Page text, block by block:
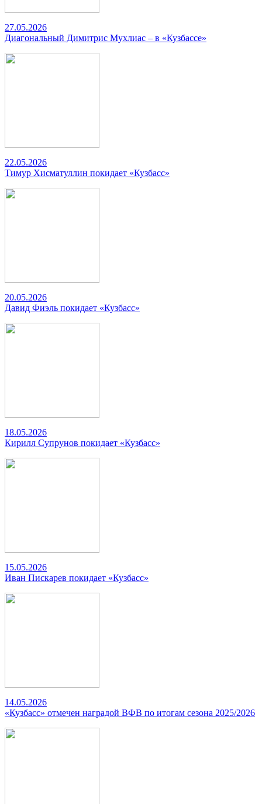
27.05.2026
Диагональный Димитрис Мухлиас – в «Кузбассе»
22.05.2026
Тимур Хисматуллин покидает «Кузбасс»
20.05.2026
Давид Фиэль покидает «Кузбасс»
18.05.2026
Кирилл Супрунов покидает «Кузбасс»
15.05.2026
Иван Пискарев покидает «Кузбасс»
14.05.2026
«Кузбасс» отмечен наградой ВФВ по итогам сезона 2025/2026